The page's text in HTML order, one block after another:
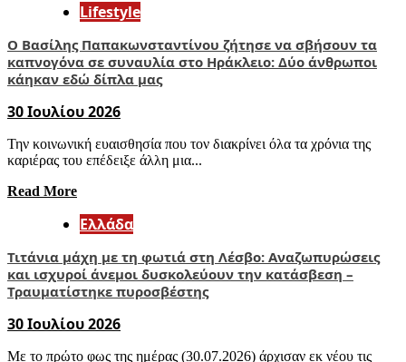
Lifestyle
Ο Βασίλης Παπακωνσταντίνου ζήτησε να σβήσουν τα
καπνογόνα σε συναυλία στο Ηράκλειο: Δύο άνθρωποι
κάηκαν εδώ δίπλα μας
30 Ιουλίου 2026
Την κοινωνική ευαισθησία που τον διακρίνει όλα τα χρόνια της
καριέρας του επέδειξε άλλη μια...
Read More
Ελλάδα
Τιτάνια μάχη με τη φωτιά στη Λέσβο: Αναζωπυρώσεις
και ισχυροί άνεμοι δυσκολεύουν την κατάσβεση –
Τραυματίστηκε πυροσβέστης
30 Ιουλίου 2026
Με το πρώτο φως της ημέρας (30.07.2026) άρχισαν εκ νέου τις